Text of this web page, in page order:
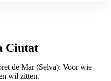
Ciutat
de Mar (Selva): Voor wie
wil zitten.